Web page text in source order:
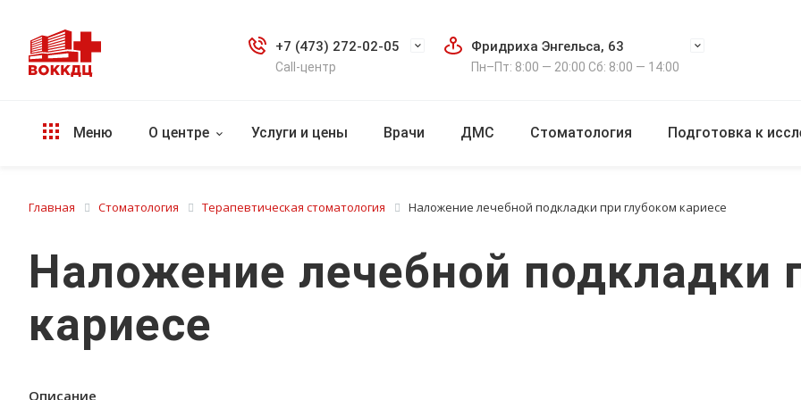
+7 (473) 272-02-05
Call-центр
Фридриха Энгельса, 63
Пн–Пт: 8:00 — 20:00 Сб: 8:00 — 14:00
Меню О центре Услуги и цены Врачи ДМС Стоматология Подготовка к
Главная Стоматология Терапевтическая стоматология Наложение лечебной подкладки при глубоком кариесе
Наложение лечебной подкладки
кариесе
Описание